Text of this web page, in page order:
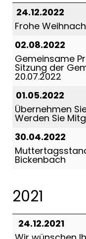
24.12.2022
Frohe
02.08.2022
Gemeinsame
Sitzung der
20.07.2022
01.05.2022
Übernehmen
Werden Sie
30.04.2022
Bickenbach
2021
24.12.2021